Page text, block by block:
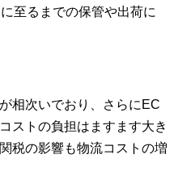
至るまでの保管や出荷に
相次いでおり、さらにEC
ストの負担はますます大き
税の影響も物流コストの増